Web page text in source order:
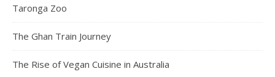
Taronga Zoo
The Ghan Train Journey
The Rise of Vegan Cuisine in Australia